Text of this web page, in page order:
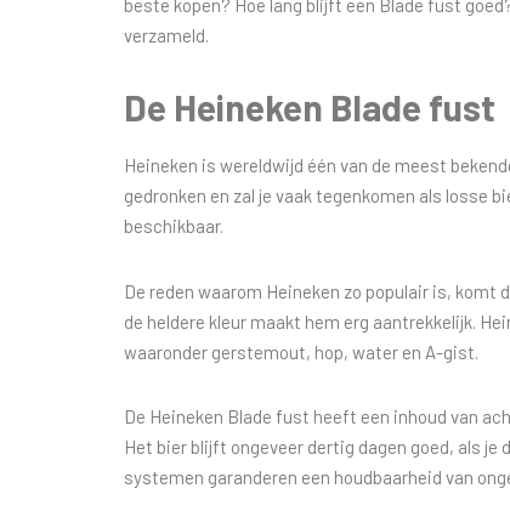
beste kopen? Hoe lang blijft een Blade fust
verzameld.
De Heineken Blade fust
Heineken is wereldwijd één van de meest
gedronken en zal je vaak tegenkomen als losse
beschikbaar.
De reden waarom Heineken zo populair is,
de heldere kleur maakt hem erg aantrekkelijk.
waaronder gerstemout, hop, water en A-gist.
De Heineken Blade fust heeft een inhoud van
Het bier blijft ongeveer dertig dagen goed, als
systemen garanderen een houdbaarheid van